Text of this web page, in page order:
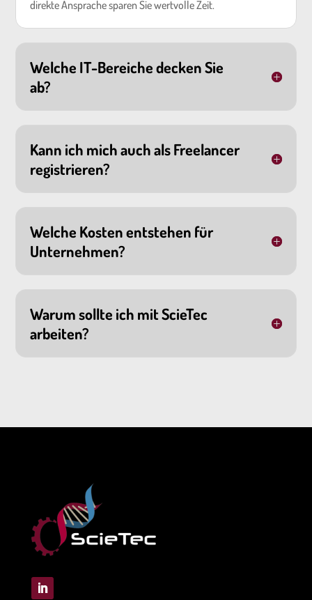
direkte Ansprache sparen Sie wertvolle Zeit.
Welche IT-Bereiche decken Sie
ab?
Kann ich mich auch als Freelancer
registrieren?
Welche Kosten entstehen für
Unternehmen?
Warum sollte ich mit ScieTec
arbeiten?